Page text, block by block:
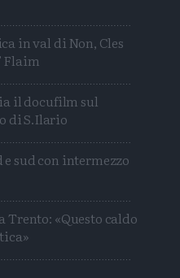
in val di Non, Cles
Flaim
di S.Ilario
e sud con intermezzo
Trento: «Questo caldo